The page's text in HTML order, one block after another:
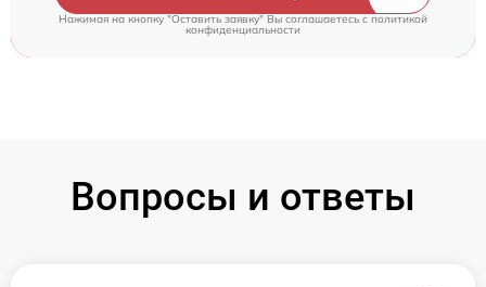
Нажимая на кнопку "Оставить заявку" Вы соглашаетесь cполитикой
конфиденциальности
Вопросы и ответы